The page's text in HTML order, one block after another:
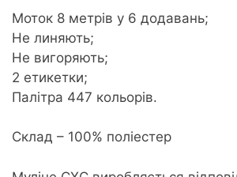
середня
кількість
Моток 8 метрів у 6 додавань;
Не линяють;
Не вигоряють;
2 етикетки;
Палітра 447 кольорів.
Склад – 100% поліестер